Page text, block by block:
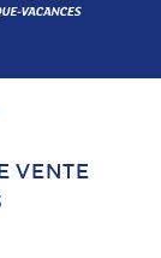
VENTE